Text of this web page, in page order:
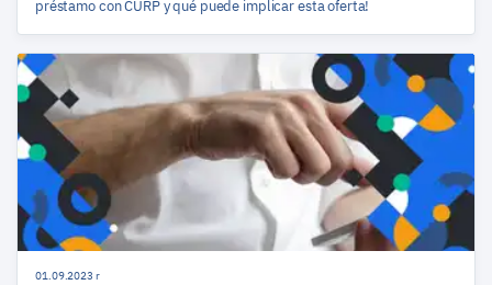
préstamo con CURP y qué puede implicar esta oferta!
01.09.2023 r